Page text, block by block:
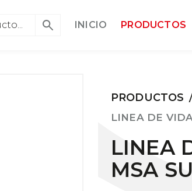
INICIO PRODUCTOS
PRODUCTOS /
LINEA DE
LINEA
MSA